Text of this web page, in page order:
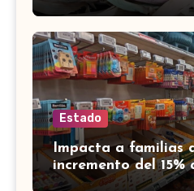
por el Día de los
Estado
Impacta a familias
incremento del 15%
para el regreso a